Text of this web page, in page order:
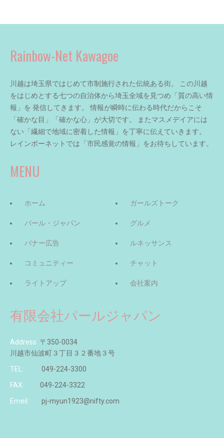
Rainbow-Net Kawagoe
川越は埼玉県ではじめて市制施行された伝統ある街。 この川越
をはじめとする七つの自治体から埼玉全域を見つめ「質の高い情
報」を 発信してきます。 情報が瞬時に伝わる時代だからこそ
「確かな目」「確かな心」が大切です。 またマスメデイアには
ない「繊細で地域に密着した情報」を丁寧に伝えていきます。
レインボーネットでは「市民感覚の情報」をお待ちしています。
MENU
ホーム
パール・ジャパン
バナー広告
コミュニティー
ライトアップ
ガールズトーク
グルメ
ルネッサンス
チャット
会社案内
有限会社パールジャパン
Address 〒350-0034
川越市仙波町３丁目３２番地３号
TEL:
049-224-3300
FAX:
049-224-3322
Emeil:
pj-myun1923@nifty.com